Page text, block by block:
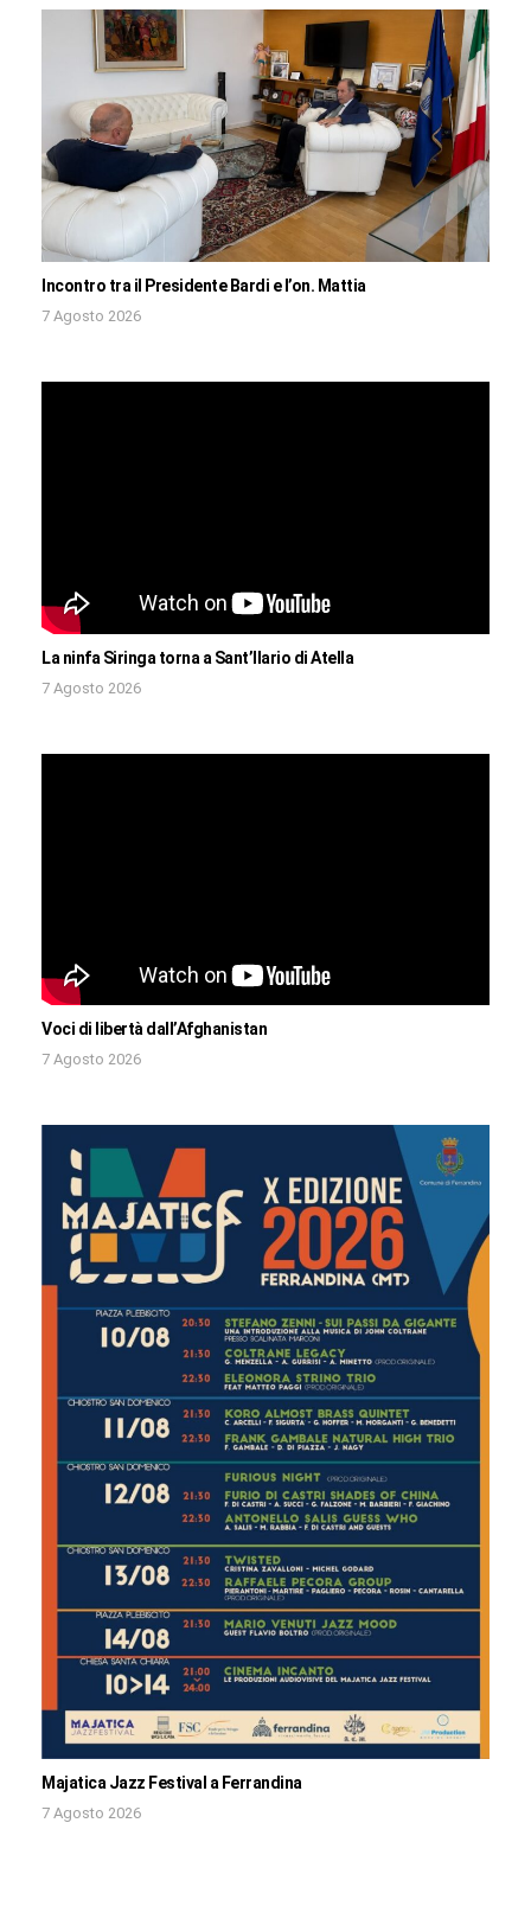
Incontro tra il Presidente Bardi e l’on. Mattia
7 Agosto 2026
La ninfa Siringa torna a Sant’Ilario di Atella
7 Agosto 2026
Voci di libertà dall’Afghanistan
7 Agosto 2026
Majatica Jazz Festival a Ferrandina
7 Agosto 2026